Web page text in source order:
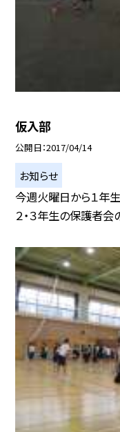
仮入部
公開日 2017/04/14
お知らせ
今週火曜日から１年
２・３年生の保護者会